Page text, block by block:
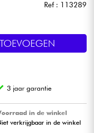
Ref : 113289
3 jaar garantie
in de winkel
verkrijgbaar in de winkel